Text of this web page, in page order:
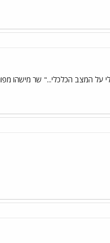
על המצב הכלכלי..." שר מישהו